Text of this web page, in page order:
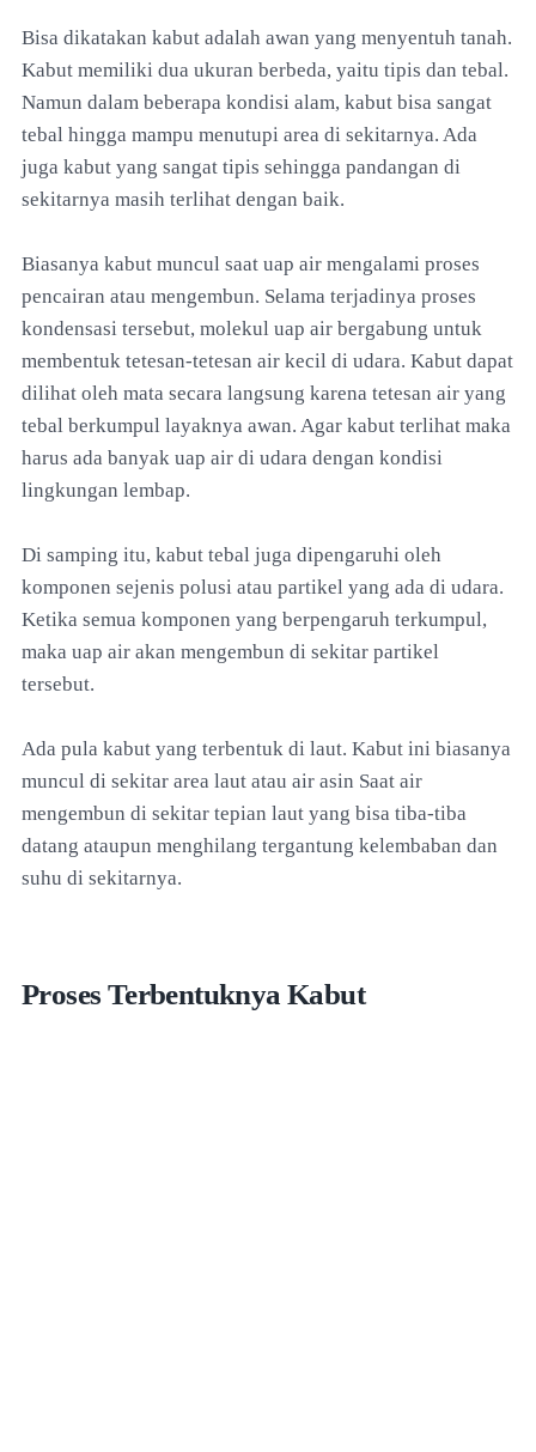
Bisa dikatakan kabut adalah awan yang menyentuh tanah.
Kabut memiliki dua ukuran berbeda, yaitu tipis dan tebal.
Namun dalam beberapa kondisi alam, kabut bisa sangat
tebal hingga mampu menutupi area di sekitarnya. Ada
juga kabut yang sangat tipis sehingga pandangan di
sekitarnya masih terlihat dengan baik.
Biasanya kabut muncul saat uap air mengalami proses
pencairan atau mengembun. Selama terjadinya proses
kondensasi tersebut, molekul uap air bergabung untuk
membentuk tetesan-tetesan air kecil di udara. Kabut dapat
dilihat oleh mata secara langsung karena tetesan air yang
tebal berkumpul layaknya awan. Agar kabut terlihat maka
harus ada banyak uap air di udara dengan kondisi
lingkungan lembap.
Di samping itu, kabut tebal juga dipengaruhi oleh
komponen sejenis polusi atau partikel yang ada di udara.
Ketika semua komponen yang berpengaruh terkumpul,
maka uap air akan mengembun di sekitar partikel
tersebut.
Ada pula kabut yang terbentuk di laut. Kabut ini biasanya
muncul di sekitar area laut atau air asin Saat air
mengembun di sekitar tepian laut yang bisa tiba-tiba
datang ataupun menghilang tergantung kelembaban dan
suhu di sekitarnya.
Proses Terbentuknya Kabut